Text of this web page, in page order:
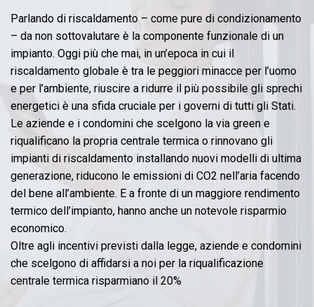
Parlando di riscaldamento – come pure di condizionamento
– da non sottovalutare è la componente funzionale di un
impianto. Oggi più che mai, in un’epoca in cui il
riscaldamento globale è tra le peggiori minacce per l’uomo
e per l’ambiente, riuscire a ridurre il più possibile gli sprechi
energetici è una sfida cruciale per i governi di tutti gli Stati.
Le aziende e i condomini che scelgono la via green e
riqualificano la propria centrale termica o rinnovano gli
impianti di riscaldamento installando nuovi modelli di ultima
generazione, riducono le emissioni di CO2 nell’aria facendo
del bene all’ambiente. E a fronte di un maggiore rendimento
termico dell’impianto, hanno anche un notevole risparmio
economico.
Oltre agli incentivi previsti dalla legge, aziende e condomini
che scelgono di affidarsi a noi per la riqualificazione
centrale termica risparmiano il 20%